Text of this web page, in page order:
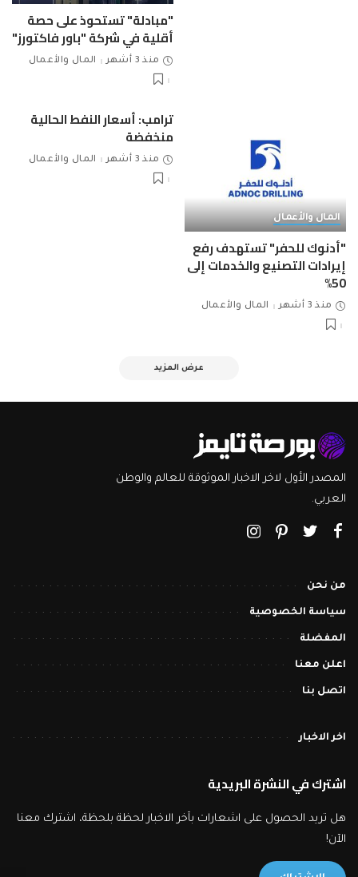
"مبادلة" تستحوذ على حصة
أقلية في شركة "باور فاكتورز"
منذ 3 أشهر المال والأعمال
المال والأعمال
"أدنوك للحفر" تستهدف رفع
إيرادات التصنيع والخدمات إلى
50%
منذ 3 أشهر المال والأعمال
ترامب: أسعار النفط الحالية
منخفضة
منذ 3 أشهر المال والأعمال
عرض المزيد
المصدر الأول لاخر الاخبار الموثوقة للعالم والوطن
العربي.
من نحن
سياسة الخصوصية
المفضلة
اعلن معنا
اتصل بنا
اخر الاخبار
اشترك في النشرة البريدية
هل تريد الحصول على اشعارات بآخر الاخبار لحظة بلحظة، اشترك معنا
الآن!